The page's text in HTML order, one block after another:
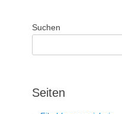
Suchen
Seiten